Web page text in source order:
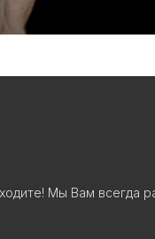
Мы Вам всегда